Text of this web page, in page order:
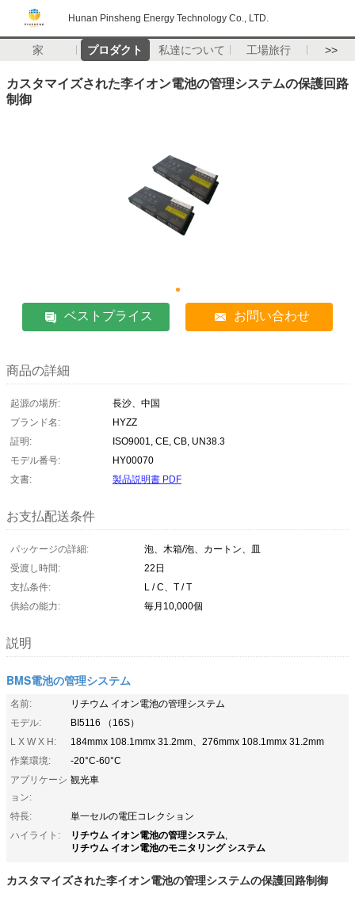
Hunan Pinsheng Energy Technology Co., LTD.
家 プロダクト 私達について 工場旅行 >>
カスタマイズされた李イオン電池の管理システムの保護回路
制御
ベストプライス お問い合わせ
商品の詳細
起源の場所:
長沙、中国
ブランド名:
HYZZ
証明:
ISO9001, CE, CB, UN38.3
モデル番号:
HY00070
文書:
製品説明書 PDF
お支払配送条件
パッケージの詳細:
泡、木箱/泡、カートン、皿
受渡し時間:
22日
支払条件:
L / C、T / T
供給の能力:
毎月10,000個
説明
BMS電池の管理システム
名前:
リチウム イオン電池の管理システム
モデル:
BI5116 （16S）
L X W X H:
184mmx 108.1mmx 31.2mm、276mmx 108.1mmx 31.2mm
作業環境:
-20°C-60°C
アプリケーシ
ョン:
観光車
特長:
単一セルの電圧コレクション
ハイライト:
リチウム イオン電池の管理システム,
リチウム イオン電池のモニタリング システム
カスタマイズされた李イオン電池の管理システムの保護回路制御